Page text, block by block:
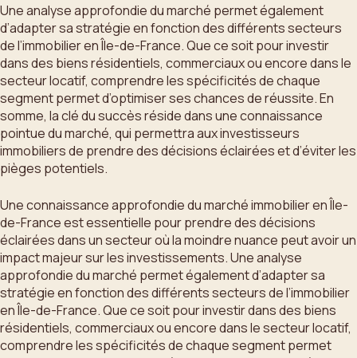
Une analyse approfondie du marché permet également
d’adapter sa stratégie en fonction des différents secteurs
de l’immobilier en Île-de-France. Que ce soit pour investir
dans des biens résidentiels, commerciaux ou encore dans le
secteur locatif, comprendre les spécificités de chaque
segment permet d’optimiser ses chances de réussite. En
somme, la clé du succès réside dans une connaissance
pointue du marché, qui permettra aux investisseurs
immobiliers de prendre des décisions éclairées et d’éviter les
pièges potentiels.
Une connaissance approfondie du marché immobilier en Île-
de-France est essentielle pour prendre des décisions
éclairées dans un secteur où la moindre nuance peut avoir un
impact majeur sur les investissements. Une analyse
approfondie du marché permet également d’adapter sa
stratégie en fonction des différents secteurs de l’immobilier
en Île-de-France. Que ce soit pour investir dans des biens
résidentiels, commerciaux ou encore dans le secteur locatif,
comprendre les spécificités de chaque segment permet